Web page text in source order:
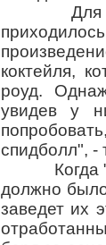
Для того
коктейля,
роуд.
увидев у
спидболл", -
Когда
должно
заведет их